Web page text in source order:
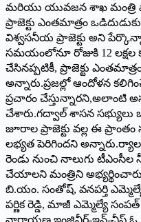
మరియు యువజన శాఖ మంత్రి
ప్రాజెక్టు ఎంతమాత్రం
విశ్వసనీయ ప్రాజెక్టు అని
సమయంలోనూ రోజుకి 12 లక్షల
చేసినప్పటికీ, ప్రాజెక్టు
అన్నారు.ప్రజల్లో ఆందోళన
ప్రచారం చేస్తున్నారని,అలాంటి
చేశారు.గద్వాల్‌ శాసన సభ్యులు
జూరాల ప్రాజెక్టు వల్ల ఈ
లభ్యత పెరిగిందని
రెండు నుంచి నాలుగు టీఎంసీల
చేయాలని మంత్రిని
బి.యం. సంతోష్‌, వనపర్తి
పర్ణిక రెడ్డి, మాజీ ఎమ్మెల్యే సంపత్‌
నారాయణ,ఇంజినీర్‌-ఇన్‌-చీఫ్‌ ఓ